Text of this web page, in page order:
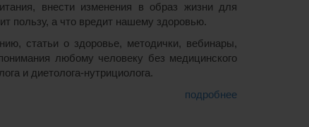
внести изменения в образ жизни для
пользу, а что вредит нашему здоровью.
статьи о здоровье, методички, вебинары,
любому человеку без медицинского
и диетолога-нутрициолога.
подробнее